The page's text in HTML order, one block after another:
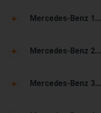
Mercedes-Benz 1...
Mercedes-Benz 2...
Mercedes-Benz 3...